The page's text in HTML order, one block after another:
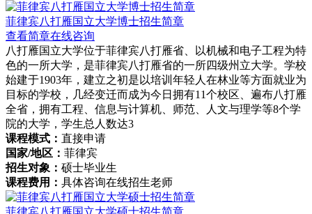
菲律宾八打雁国立大学博士招生简章
查看简章在线咨询
八打雁国立大学位于菲律宾八打雁省、以机械和电子工程为特
色的一所大学，是菲律宾八打雁省的一所四级州立大学。学校
始建于1903年，建立之初是以培训年轻人在林业等方面就业为
目标的学校，几经变迁而成为今日拥有11个校区、遍布八打雁
全省，拥有工程、信息与计算机、师范、人文与理学等8个学
院的大学，学生总人数达3
课程模式： 直接申请
国家/地区： 菲律宾
招生对象： 硕士毕业生
课程费用： 具体咨询在线招生老师
菲律宾八打雁国立大学硕士招生简章